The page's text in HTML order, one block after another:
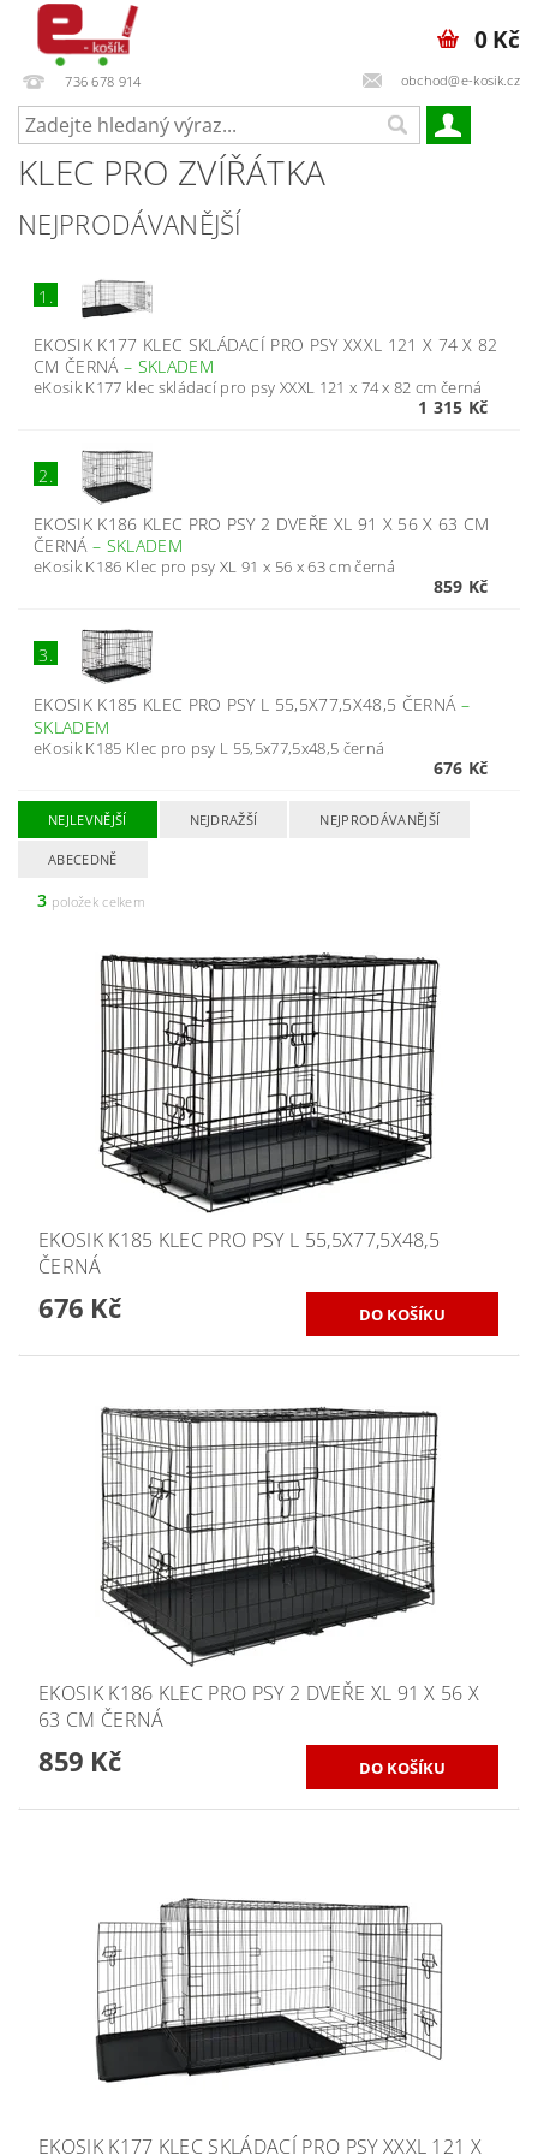
736 678 914 obchod@e-kosik.cz
0 Kč
KLEC PRO ZVÍŘÁTKA
NEJPRODÁVANĚJŠÍ
1.
EKOSIK K177 KLEC SKLÁDACÍ PRO PSY XXXL 121 X 74 X 82
CM ČERNÁ– SKLADEM
eKosik K177 klec skládací pro psy XXXL 121 x 74 x 82 cm černá
1 315 Kč
2.
EKOSIK K186 KLEC PRO PSY 2 DVEŘE XL 91 X 56 X 63 CM
ČERNÁ– SKLADEM
eKosik K186 Klec pro psy XL 91 x 56 x 63 cm černá
859 Kč
3.
EKOSIK K185 KLEC PRO PSY L 55,5X77,5X48,5 ČERNÁ –
SKLADEM
eKosik K185 Klec pro psy L 55,5x77,5x48,5 černá
676 Kč
NEJLEVNĚJŠÍ NEJDRAŽŠÍ NEJPRODÁVANĚJŠÍ
ABECEDNĚ
3 položek celkem
EKOSIK K185 KLEC PRO PSY L 55,5X77,5X48,5
ČERNÁ
676 Kč
EKOSIK K186 KLEC PRO PSY 2 DVEŘE XL 91 X 56 X
63 CM ČERNÁ
859 Kč
EKOSIK K177 KLEC SKLÁDACÍ PRO PSY XXXL 121 X